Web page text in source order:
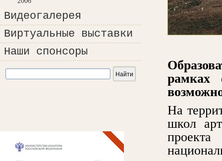
Видеогалерея
Виртуальные выставки
Наши спонсоры
рамках
На
школ